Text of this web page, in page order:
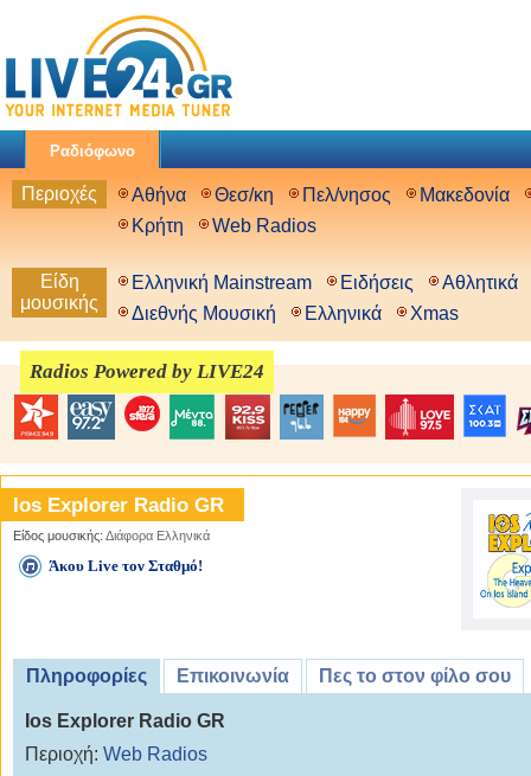
Ραδιόφωνο
Περιοχές Αθήνα Θεσ/κη Πελ/νησος
Μακεδονία
Κρήτη
Web Radios
Είδη
μουσικής
Ελληνική Mainstream Ειδήσεις
Αθλητικά
Διεθνής Μουσική
Ελληνικά Xmas
Radios Powered by LIVE24
Ios Explorer Radio GR
Είδος μουσικής: Διάφορα Ελληνικά
Άκου Live τον Σταθμό!
Πληροφορίες Επικοινωνία Πες το στον φίλο σου
Ios Explorer Radio GR
Περιοχή: Web Radios